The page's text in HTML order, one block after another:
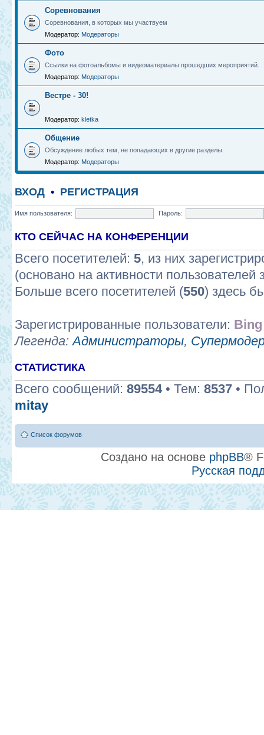
Соревнования
Соревнования, в которых мы участвуем
Модератор: Модераторы
Фото
Ссылки на фотоальбомы и видеоматериалы прошедших мероприятий.
Модератор: Модераторы
Вестре - 30!
Модератор: kletka
Общение
Обсуждение любых тем, не попадающих в другие разделы.
Модератор: Модераторы
ВХОД • РЕГИСТРАЦИЯ
Имя пользователя: Пароль:
КТО СЕЙЧАС НА КОНФЕРЕНЦИИ
Всего посетителей: 5, из них
(основано на активности пользователей
Больше всего посетителей (550) здесь
Зарегистрированные пользователи:
Легенда:Администраторы,
СТАТИСТИКА
Всего сообщений: 89554 • Тем: 8537 •
mitay
Список форумов
Создано на основе phpBB®
Русская